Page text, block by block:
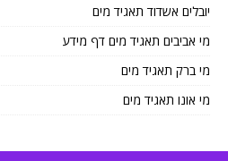
יובלים אשדוד תאגיד מים
מי אביבים תאגיד מים דף מידע
מי ברק תאגיד מים
מי אונו תאגיד מים